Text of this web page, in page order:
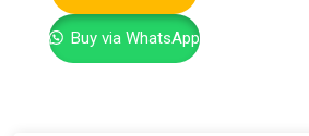
Buy via WhatsApp